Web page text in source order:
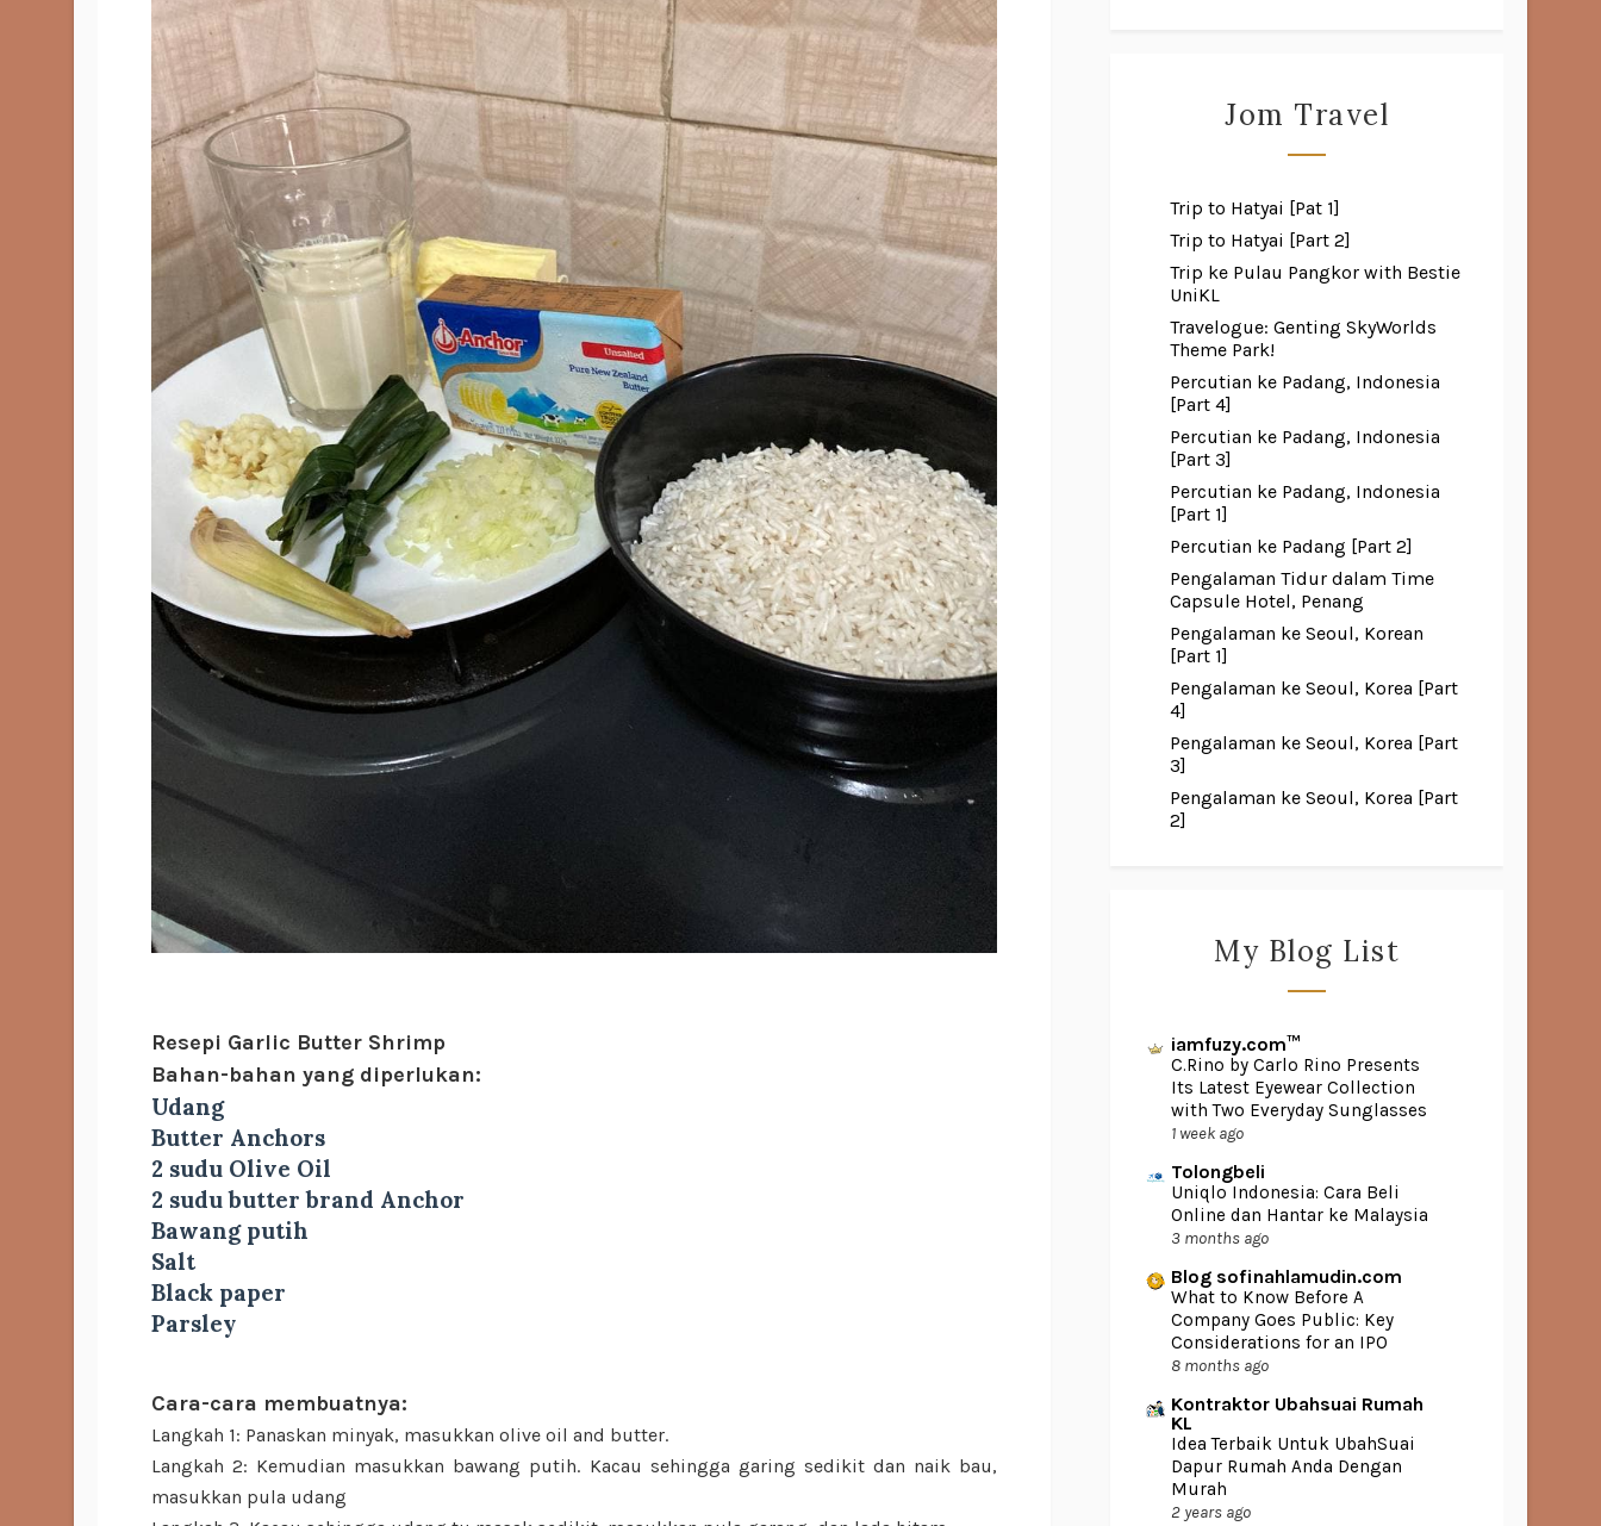
Resepi Garlic Butter Shrimp
Bahan-bahan yang diperlukan:
Udang
Butter Anchors
2 sudu Olive Oil
2 sudu butter brand Anchor
Bawang putih
Salt
Black paper
Parsley
Cara-cara membuatnya:
Langkah 1: Panaskan minyak, masukkan olive oil and butter.
Langkah 2: Kemudian masukkan bawang putih. Kacau sehingga garing sedikit dan naik bau,
masukkan pula udang
Jom Travel
Trip to Hatyai [Pat 1]
Trip to Hatyai [Part 2]
Trip ke Pulau Pangkor with Bestie
UniKL
Travelogue: Genting SkyWorlds
Theme Park!
Percutian ke Padang, Indonesia
[Part 4]
Percutian ke Padang, Indonesia
[Part 3]
Percutian ke Padang, Indonesia
[Part 1]
Percutian ke Padang [Part 2]
Pengalaman Tidur dalam Time
Capsule Hotel, Penang
Pengalaman ke Seoul, Korean
[Part 1]
Pengalaman ke Seoul, Korea [Part
4]
Pengalaman ke Seoul, Korea [Part
3]
Pengalaman ke Seoul, Korea [Part
2]
My Blog List
iamfuzy.com™
C.Rino by Carlo Rino Presents
Its Latest Eyewear Collection
with Two Everyday Sunglasses
1 week ago
Tolongbeli
Uniqlo Indonesia: Cara Beli
Online dan Hantar ke Malaysia
3 months ago
Blog sofinahlamudin.com
What to Know Before A
Company Goes Public: Key
Considerations for an IPO
8 months ago
Kontraktor Ubahsuai Rumah
KL
Idea Terbaik Untuk UbahSuai
Dapur Rumah Anda Dengan
Murah
2 years ago